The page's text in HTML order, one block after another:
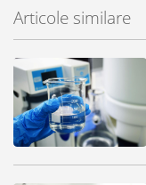
Articole similare